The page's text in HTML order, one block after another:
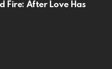
Fire: After Love Has